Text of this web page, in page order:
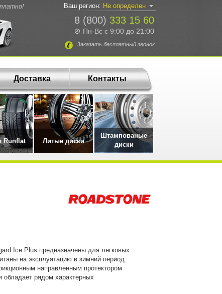
8 (800) 333 15 60
Пн-Вс с 9:00 до 21:00
Заказать бесплатный звонок
Ваш регион: Не определен
Доставка Контакты
Литые диски
Штампованые
диски
Ice Plus предназначены для легковых
на эксплуатацию в зимний период.
направленным протектором
обладает рядом характерных